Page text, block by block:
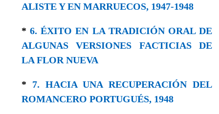
ALISTE Y EN MARRUECOS, 1947-1948
*6. ÉXITO EN LA TRADICIÓN ORAL DE
ALGUNAS VERSIONES FACTICIAS DE
LA FLOR NUEVA
* 7. HACIA UNA RECUPERACIÓN DEL
ROMANCERO PORTUGUÉS, 1948